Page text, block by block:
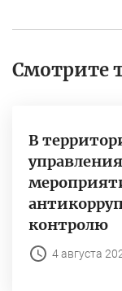
Смотрите
В
контролю
4 августа